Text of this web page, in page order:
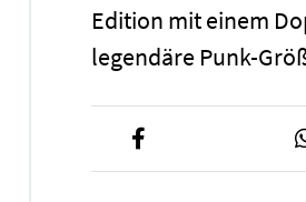
Edition mit einem
legendäre Punk-